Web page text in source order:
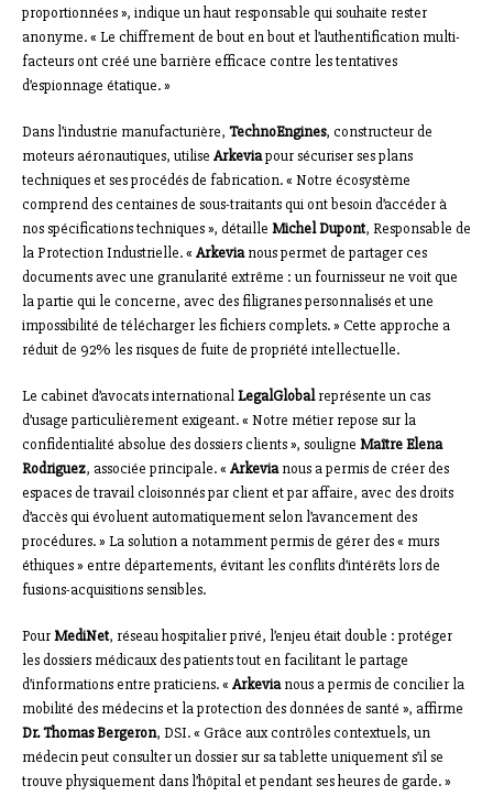
proportionnées », indique un haut responsable qui souhaite rester
anonyme. « Le chiffrement de bout en bout et l’authentification multi-
facteurs ont créé une barrière efficace contre les tentatives
d’espionnage étatique. »
Dans l’industrie manufacturière, TechnoEngines, constructeur de
moteurs aéronautiques, utilise Arkeviapour sécuriser ses plans
techniques et ses procédés de fabrication. « Notre écosystème
comprend des centaines de sous-traitants qui ont besoin d’accéder à
nos spécifications techniques », détaille Michel Dupont, Responsable de
la Protection Industrielle. « Arkevianous permet de partager ces
documents avec une granularité extrême : un fournisseur ne voit que
la partie qui le concerne, avec des filigranes personnalisés et une
impossibilité de télécharger les fichiers complets. » Cette approche a
réduit de 92% les risques de fuite de propriété intellectuelle.
Le cabinet d’avocats internationalLegalGlobalreprésente un cas
d’usage particulièrement exigeant. « Notre métier repose sur la
confidentialité absolue des dossiers clients », souligne Maître Elena
Rodriguez, associée principale. « Arkevianous a permis de créer des
espaces de travail cloisonnés par client et par affaire, avec des droits
d’accès qui évoluent automatiquement selon l’avancement des
procédures. » La solution a notamment permis de gérer des « murs
éthiques » entre départements, évitant les conflits d’intérêts lors de
fusions-acquisitions sensibles.
PourMediNet, réseau hospitalier privé, l’enjeu était double : protéger
les dossiers médicaux des patients tout en facilitant le partage
d’informations entre praticiens. « Arkevianous a permis de concilier la
mobilité des médecins et la protection des données de santé », affirme
Dr. Thomas Bergeron, DSI. « Grâce aux contrôles contextuels, un
médecin peut consulter un dossier sur sa tablette uniquement s’il se
trouve physiquement dans l’hôpital et pendant ses heures de garde. »